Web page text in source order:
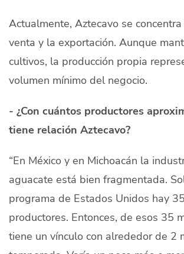
Actualmente, Aztecavo se
venta y la exportación. Aunque
cultivos, la producción propia
volumen mínimo del negocio.
- ¿Con cuántos productores
tiene relación Aztecavo?
“En México y en Michoacán la
aguacate está bien fragmentada.
programa de Estados Unidos hay
productores. Entonces, de esos 35
tiene un vínculo con alrededor de 2